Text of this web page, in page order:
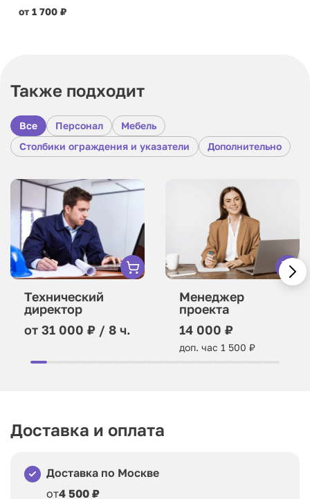
от 1 700 ₽
Также подходит
Все Персонал
Мебель
Столбики ограждения и указатели
Дополнительно
Технический
директор
от 31 000 ₽ / 8 ч.
Менеджер
проекта
14 000 ₽
доп. час 1 500 ₽
Доставка и оплата
Доставка по Москве
от4 500 ₽